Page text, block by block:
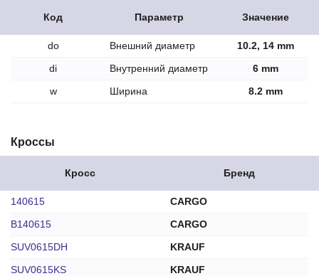
Код Параметр Значение
do Внешний диаметр
10.2, 14 mm
di
Внутренний диаметр
6 mm
w
Ширина 8.2 mm
Кроссы
Кросс Бренд
140615
CARGO
B140615
CARGO
SUV0615DH
KRAUF
SUV0615KS
KRAUF